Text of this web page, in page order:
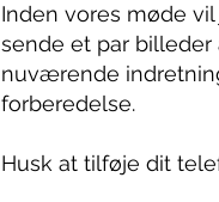
Inden vores møde
sende et par billeder
nuværende
forberedelse.
Husk at tilføje dit